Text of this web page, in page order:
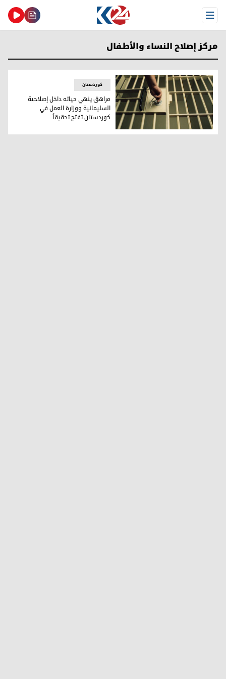
Open Menu
مركز إصلاح النساء والأطفال
مراهق ينهي حياته داخل إصلاحية السليمانية ووزارة العمل
کوردستان
مراهق ينهي حياته داخل إصلاحية
السليمانية ووزارة العمل في
كوردستان تفتح تحقيقاً